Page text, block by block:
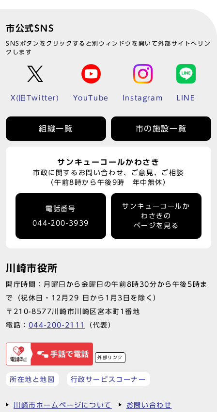
市公式SNS
SNSボタンをクリックすると別ウィンドウを開いて外部サイトへリン
クします
X(旧Twitter) YouTube Instagram LINE
組織一覧 市の施設一覧
サンキューコールかわさき
市政に関するお問い合わせ、ご意見、ご相談
（午前8時から午後9時 年中無休）
電話番号
044-200-3939
サンキューコールか
わさきの
ページを見る
川崎市役所
開庁時間：月曜日から金曜日の午前8時30分から午後5時ま
で（祝休日・12月29 日から1月3日を除く）
〒210-8577川崎市川崎区宮本町1番地
電話： 044-200-2111 （代表）
外部リンク
所在地と地図 行政サービスコーナー
川崎市ホームページについて お問い合わせ